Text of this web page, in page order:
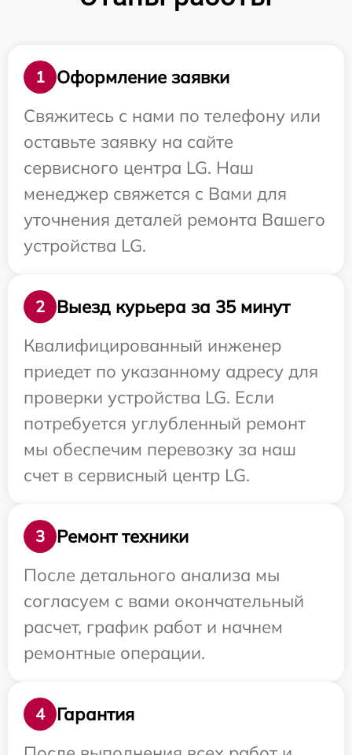
1
Оформление заявки
Свяжитесь с нами по телефону или
оставьте заявку на сайте
сервисного центра LG. Наш
менеджер свяжется с Вами для
уточнения деталей ремонта Вашего
устройства LG.
2
Выезд курьера за 35 минут
Квалифицированный инженер
приедет по указанному адресу для
проверки устройства LG. Если
потребуется углубленный ремонт
мы обеспечим перевозку за наш
счет в сервисный центр LG.
3
Ремонт техники
После детального анализа мы
согласуем с вами окончательный
расчет, график работ и начнем
ремонтные операции.
4
Гарантия